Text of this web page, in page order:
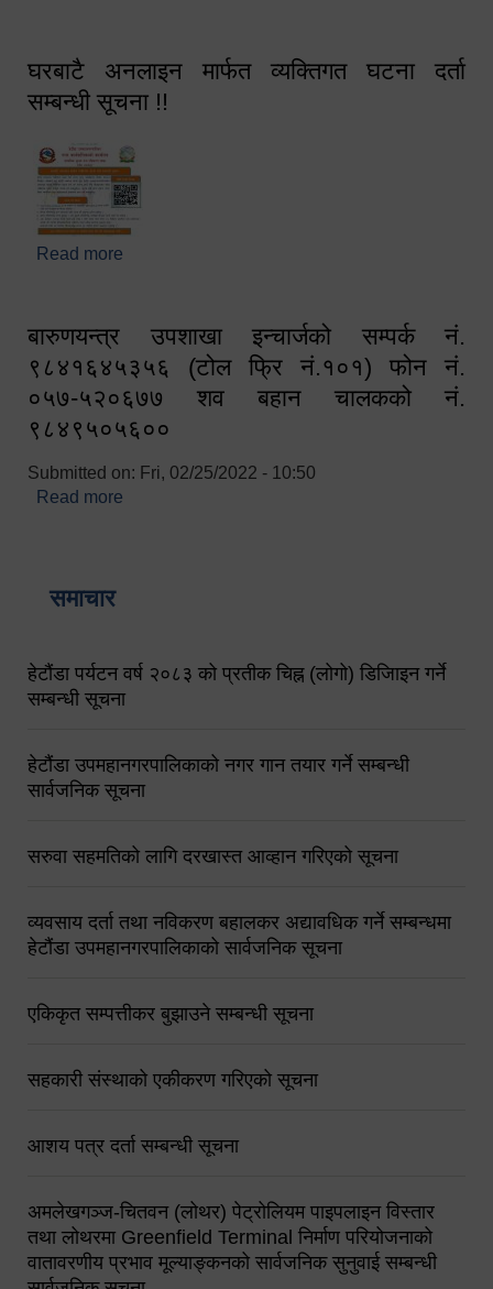
घरबाटै अनलाइन मार्फत व्यक्तिगत घटना दर्ता
सम्बन्धी सूचना !!
Read more
बारुणयन्त्र उपशाखा इन्चार्जको सम्पर्क नं.
९८४१६४५३५६ (टोल फ्रि नं.१०१) फोन नं.
०५७-५२०६७७ शव बहान चालकको नं.
९८४९५०५६००
Submitted on: Fri, 02/25/2022 - 10:50
Read more
समाचार
हेटौंडा पर्यटन वर्ष २०८३ को प्रतीक चिह्न (लोगो) डिजिाइन गर्ने
सम्बन्धी सूचना
हेटौंडा उपमहानगरपालिकाको नगर गान तयार गर्ने सम्बन्धी
सार्वजनिक सूचना
सरुवा सहमतिको लागि दरखास्त आव्हान गरिएको सूचना
व्यवसाय दर्ता तथा नविकरण बहालकर अद्यावधिक गर्ने सम्बन्धमा
हेटौंडा उपमहानगरपालिकाको सार्वजनिक सूचना
एकिकृत सम्पत्तीकर बुझाउने सम्बन्धी सूचना
सहकारी संस्थाको एकीकरण गरिएको सूचना
आशय पत्र दर्ता सम्बन्धी सूचना
अमलेखगञ्ज-चितवन (लोथर) पेट्रोलियम पाइपलाइन विस्तार
तथा लोथरमा Greenfield Terminal निर्माण परियोजनाको
वातावरणीय प्रभाव मूल्याङ्कनको सार्वजनिक सुनुवाई सम्बन्धी